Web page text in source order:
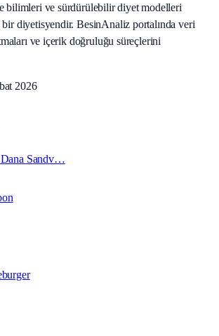
bilimleri ve sürdürülebilir diyet modelleri
bir diyetisyendir. BesinAnaliz portalında veri
ve içerik doğruluğu süreçlerini
2026
Sandv…